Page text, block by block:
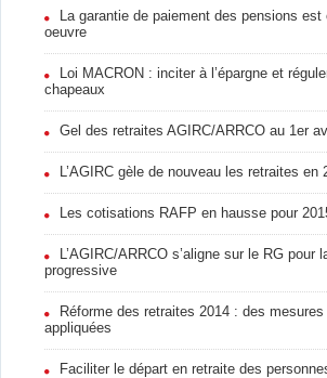
La garantie de paiement des pensions est
oeuvre
Loi MACRON : inciter à l’épargne et
chapeaux
Gel des retraites AGIRC/ARRCO au 1er
L’AGIRC gèle de nouveau les retraites en
Les cotisations RAFP en hausse pour
L’AGIRC/ARRCO s’aligne sur le RG pour
progressive
Réforme des retraites 2014 : des
appliquées
Faciliter le départ en retraite des